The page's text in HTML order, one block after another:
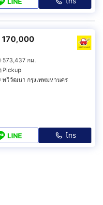
170,000
573,437 กม.
Pickup
ทวีวัฒนา กรุงเทพมหานคร
LINE โทร